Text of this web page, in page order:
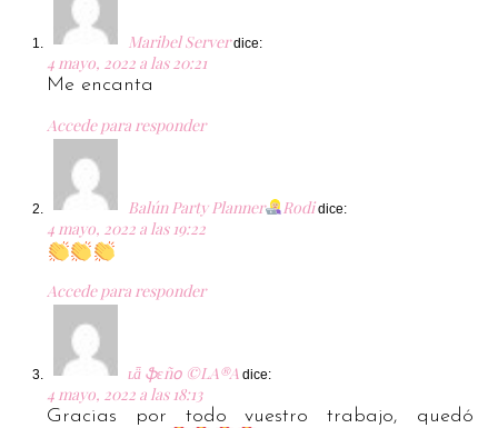
Maribel Server dice:
4 mayo, 2022 a las 20:21
Me encanta
Accede para responder
Balún Party Planner Rodi dice:
4 mayo, 2022 a las 19:22
Accede para responder
ʟǟ ֆɛñօ ©️LA®️A dice:
4 mayo, 2022 a las 18:13
Gracias por todo vuestro trabajo, quedó